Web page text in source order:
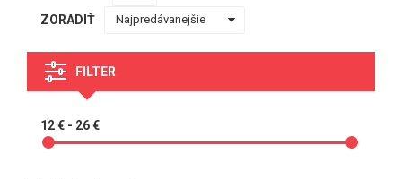
POMÔCKY NA HOKEJ
Darčekové kupóny
ZORADIŤ
FILTER
12 € - 26 €